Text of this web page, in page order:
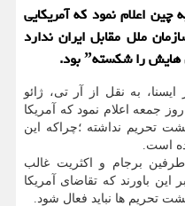
اعلام نمود كه آمریكایی
ملل مقابل ایران ندارد
به نقل از آر تی، ژائو
جمعه اعلام نمود که آمریکا
تحریم نداشته ؛چراکه این
است.
برجام و اکثریت غالب
باورند که تقاضای آمریکا
تحریم ها نباید فعال شود.